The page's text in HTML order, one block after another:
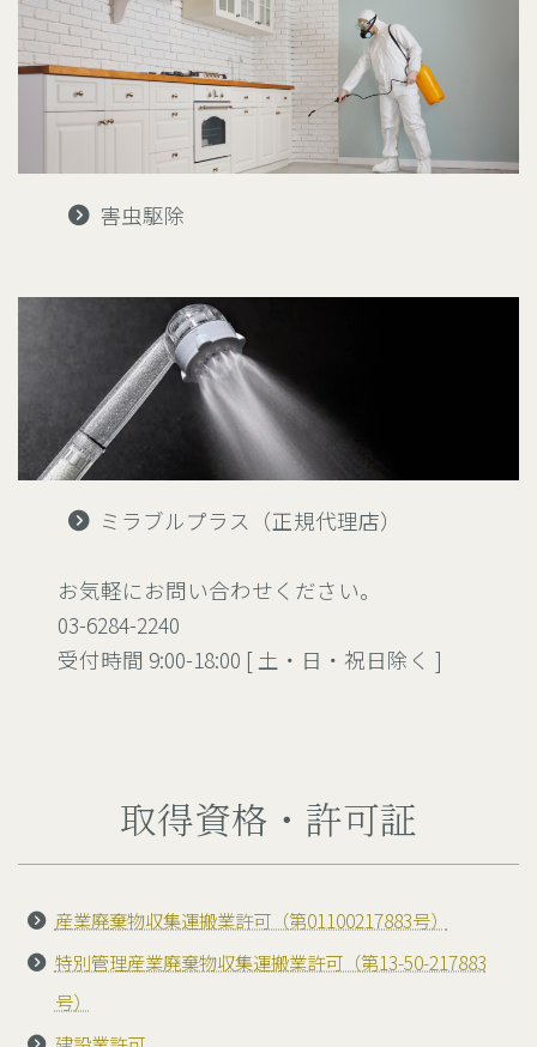
害虫駆除
ミラブルプラス（正規代理店）
お気軽にお問い合わせください。
03-6284-2240
受付時間 9:00-18:00 [ 土・日・祝日除く ]
取得資格・許可証
産業廃棄物収集運搬業許可（第01100217883号）
特別管理産業廃棄物収集運搬業許可（第13-50-217883
号）